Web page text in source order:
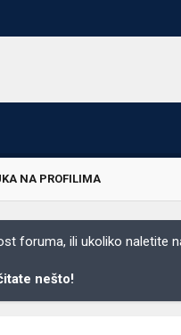
NA PROFILIMA
foruma, ili ukoliko naletite
nešto!